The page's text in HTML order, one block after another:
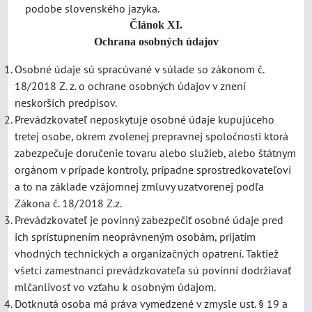
podobe slovenského jazyka.
Článok XI.
Ochrana osobných údajov
Osobné údaje sú spracúvané v súlade so zákonom č.
18/2018 Z. z. o ochrane osobných údajov v znení
neskorších predpisov.
Prevádzkovateľ neposkytuje osobné údaje kupujúceho
tretej osobe, okrem zvolenej prepravnej spoločnosti ktorá
zabezpečuje doručenie tovaru alebo služieb, alebo štátnym
orgánom v prípade kontroly, prípadne sprostredkovateľovi
a to na základe vzájomnej zmluvy uzatvorenej podľa
Zákona č. 18/2018 Z.z.
Prevádzkovateľ je povinný zabezpečiť osobné údaje pred
ich sprístupnením neoprávneným osobám, prijatím
vhodných technických a organizačných opatrení. Taktiež
všetci zamestnanci prevádzkovateľa sú povinní dodržiavať
mlčanlivosť vo vzťahu k osobným údajom.
Dotknutá osoba má práva vymedzené v zmysle ust. § 19 a